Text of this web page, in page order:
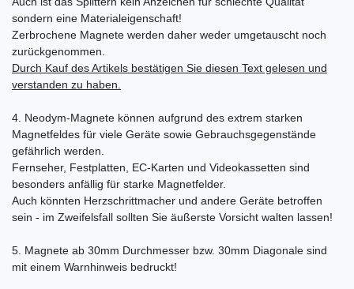
sondern eine Materialeigenschaft!
Zerbrochene Magnete werden daher weder umgetauscht noch
zurückgenommen.
Durch Kauf des Artikels bestätigen Sie diesen Text gelesen und
verstanden zu haben.
4. Neodym-Magnete können aufgrund des extrem starken
Magnetfeldes für viele Geräte sowie Gebrauchsgegenstände
gefährlich werden.
Fernseher, Festplatten, EC-Karten und Videokassetten sind
besonders anfällig für starke Magnetfelder.
Auch könnten Herzschrittmacher und andere Geräte betroffen
sein - im Zweifelsfall sollten Sie äußerste Vorsicht walten lassen!
5. Magnete ab 30mm Durchmesser bzw. 30mm Diagonale sind
mit einem Warnhinweis bedruckt!